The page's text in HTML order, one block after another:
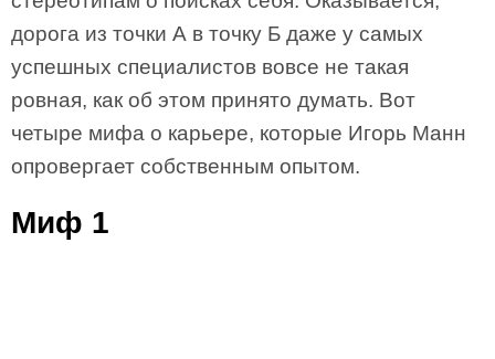
дорога из точки А в точку Б даже у самых
успешных специалистов вовсе не такая
ровная, как об этом принято думать. Вот
четыре мифа о карьере, которые Игорь Манн
опровергает собственным опытом.
Миф 1